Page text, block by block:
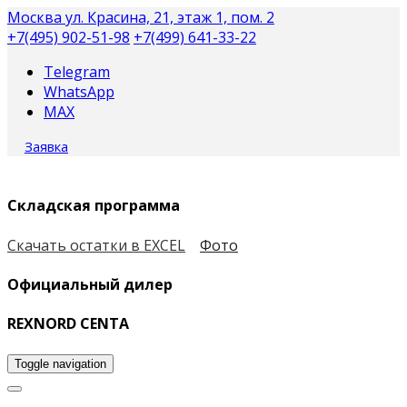
Москва ул. Красина, 21, этаж 1, пом. 2
+7(495) 902-51-98 +7(499) 641-33-22
Telegram
WhatsApp
MAX
Заявка
Складская программа
Скачать остатки в EXCEL
Фото
Официальный дилер
REXNORD CENTA
Toggle navigation